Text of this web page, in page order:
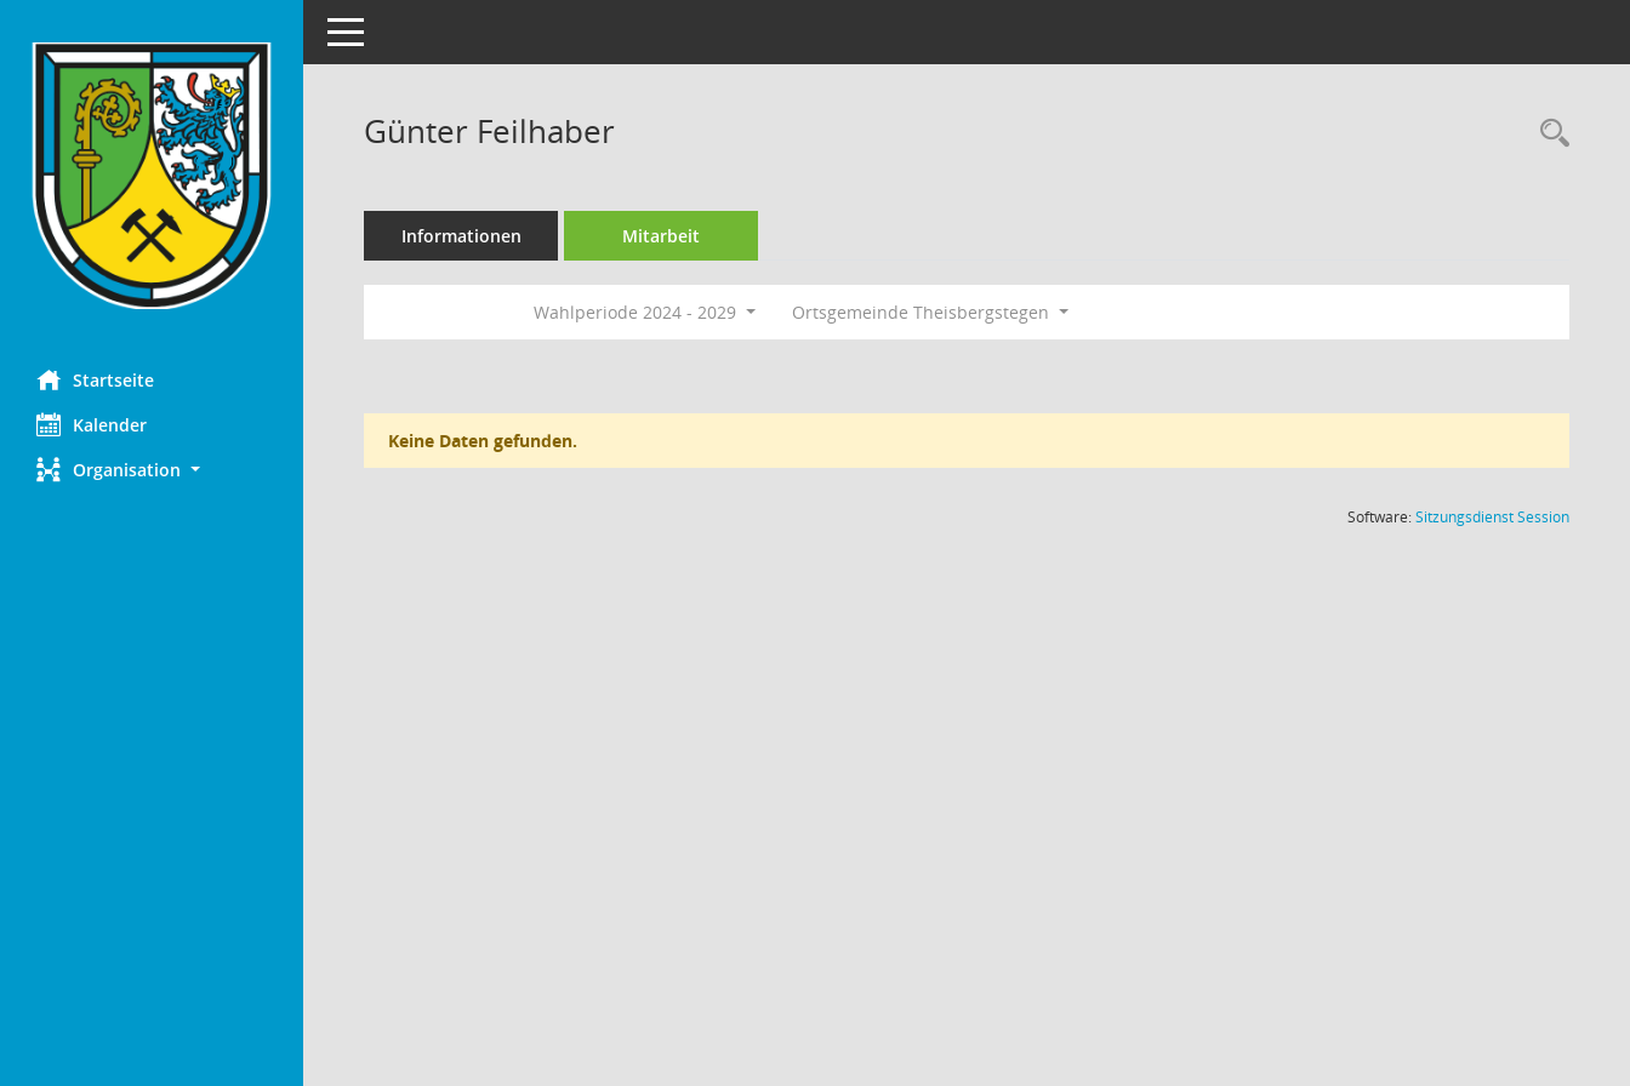
Startseite
Kalender
Organisation
Toggle navigation
Günter Feilhaber
Informationen Mitarbeit
Wahlperiode 2024 - 2029 Ortsgemeinde Theisbergstegen
Keine Daten gefunden.
Software:SitzungsdienstSession(Wird in